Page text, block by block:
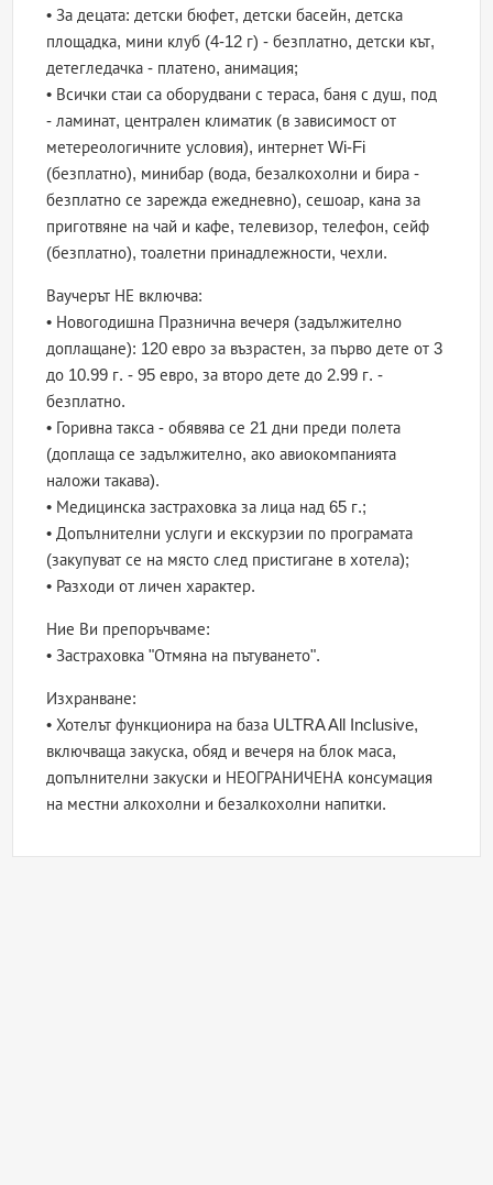
• За децата: детски бюфет, детски басейн, детска
площадка, мини клуб (4-12 г) - безплатно, детски кът,
детегледачка - платено, анимация;
• Всички стаи са оборудвани с тераса, баня с душ, под
- ламинат, централен климатик (в зависимост от
метереологичните условия), интернет Wi-Fi
(безплатно), минибар (вода, безалкохолни и бира -
безплатно се зарежда ежедневно), сешоар, кана за
приготвяне на чай и кафе, телевизор, телефон, сейф
(безплатно), тоалетни принадлежности, чехли.
Ваучерът НЕ включва:
• Новогодишна Празнична вечеря (задължително
доплащане): 120 евро за възрастен, за първо дете от 3
до 10.99 г. - 95 евро, за второ дете до 2.99 г. -
безплатно.
• Горивна такса - обявява се 21 дни преди полета
(доплаща се задължително, ако авиокомпанията
наложи такава).
• Медицинска застраховка за лица над 65 г.;
• Допълнителни услуги и екскурзии по програмата
(закупуват се на място след пристигане в хотела);
• Разходи от личен характер.
Ние Ви препоръчваме:
• Застраховка "Отмяна на пътуването".
Изхранване:
• Хотелът функционира на база ULTRA All Inclusive,
включваща закуска, обяд и вечеря на блок маса,
допълнителни закуски и НЕОГРАНИЧЕНА консумация
на местни алкохолни и безалкохолни напитки.